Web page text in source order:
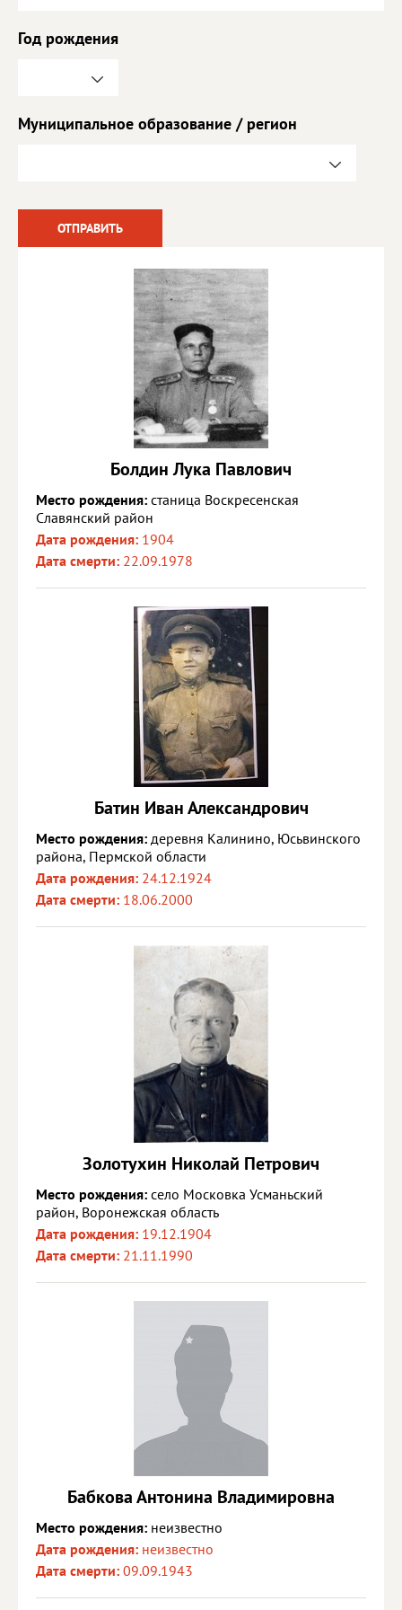
Год рождения
Муниципальное образование / регион
Болдин Лука Павлович
Место рождения: станица Воскресенская
Славянский район
Дата рождения: 1904
Дата смерти: 22.09.1978
Батин Иван Александрович
Место рождения: деревня Калинино, Юсьвинского
района, Пермской области
Дата рождения: 24.12.1924
Дата смерти: 18.06.2000
Золотухин Николай Петрович
Место рождения: село Московка Усманьский
район, Воронежская область
Дата рождения: 19.12.1904
Дата смерти: 21.11.1990
Бабкова Антонина Владимировна
Место рождения: неизвестно
Дата рождения: неизвестно
Дата смерти: 09.09.1943